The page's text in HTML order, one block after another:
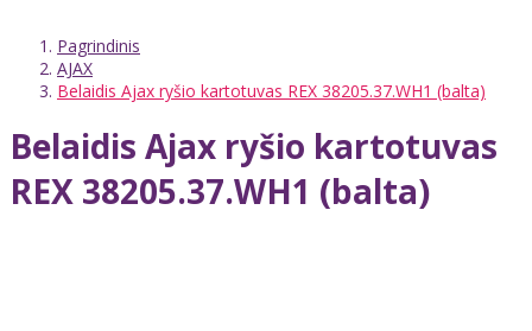
Pagrindinis
AJAX
Belaidis Ajax ryšio kartotuvas REX 38205.37.WH1 (balta)
Belaidis Ajax ryšio kartotuvas
REX 38205.37.WH1 (balta)